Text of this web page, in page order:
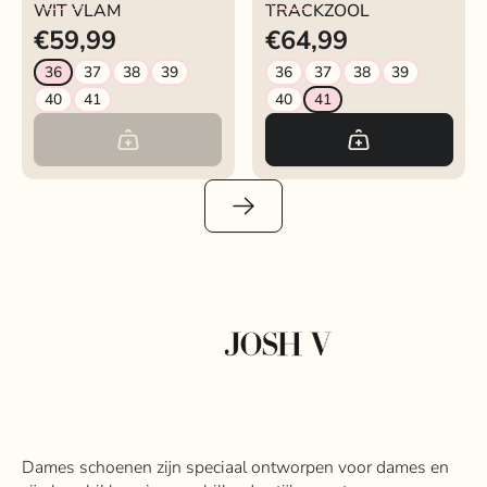
WIT VLAM
€59,99
36 37 38
39
40
41
TRACKZOOL
€64,99
36 37 38
39
40
41
Dames schoenen zijn speciaal ontworpen voor dames en